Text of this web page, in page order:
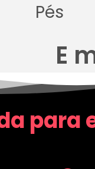
Pés
E
para